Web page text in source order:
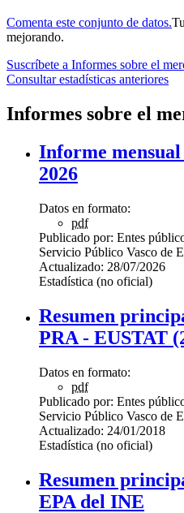
Comenta este conjunto de datos.
mejorando.
Suscríbete a Informes sobre el
Consultar estadísticas anteriores
Informes sobre el
Informe
2026
Datos en formato:
pdf
Publicado por: Entes
Servicio Público Vasco de
Actualizado: 28/07/2026
Estadística (no oficial)
Resumen
PRA - EUSTAT
Datos en formato:
pdf
Publicado por: Entes
Servicio Público Vasco de
Actualizado: 24/01/2018
Estadística (no oficial)
Resumen
EPA del INE